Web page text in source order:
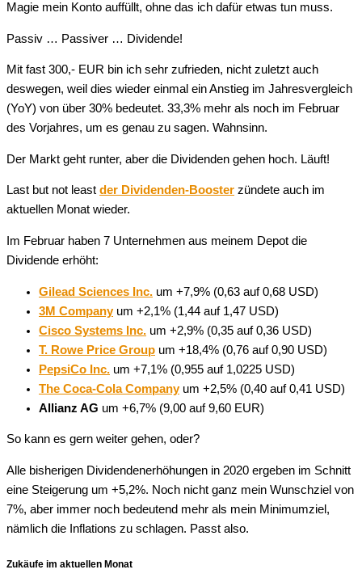
Magie mein Konto auffüllt, ohne das ich dafür etwas tun muss.
Passiv … Passiver … Dividende!
Mit fast 300,- EUR bin ich sehr zufrieden, nicht zuletzt auch
deswegen, weil dies wieder einmal ein Anstieg im Jahresvergleich
(YoY) von über 30% bedeutet. 33,3% mehr als noch im Februar
des Vorjahres, um es genau zu sagen. Wahnsinn.
Der Markt geht runter, aber die Dividenden gehen hoch. Läuft!
Last but not least der Dividenden-Booster zündete auch im
aktuellen Monat wieder.
Im Februar haben 7 Unternehmen aus meinem Depot die
Dividende erhöht:
Gilead Sciences Inc. um +7,9% (0,63 auf 0,68 USD)
3M Companyum +2,1% (1,44 auf 1,47 USD)
Cisco Systems Inc. um +2,9% (0,35 auf 0,36 USD)
T. Rowe Price Group um +18,4% (0,76 auf 0,90 USD)
PepsiCo Inc. um +7,1% (0,955 auf 1,0225 USD)
The Coca-Cola Companyum +2,5% (0,40 auf 0,41 USD)
Allianz AG um +6,7% (9,00 auf 9,60 EUR)
So kann es gern weiter gehen, oder?
Alle bisherigen Dividendenerhöhungen in 2020 ergeben im Schnitt
eine Steigerung um +5,2%. Noch nicht ganz mein Wunschziel von
7%, aber immer noch bedeutend mehr als mein Minimumziel,
nämlich die Inflations zu schlagen. Passt also.
Zukäufe im aktuellen Monat